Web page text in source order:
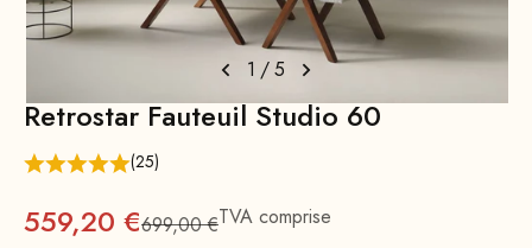
1 /5
Retrostar Fauteuil Studio 60
(25)
Prix
559,20 €Prix normal : 699
699,00 €TVA comprise